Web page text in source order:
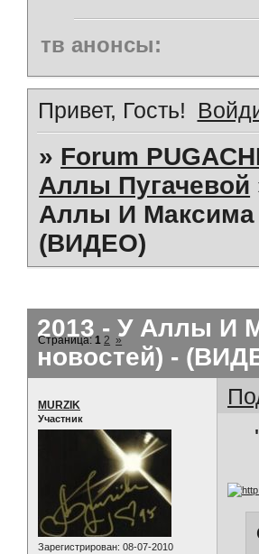
тв анонсы:
Привет, Гость!
» Forum
Аллы Пугачевой
Аллы И Максима
(ВИДЕО)
2013 - У Аллы И
новостей) -
Страница:1 2 »
MURZIK
Участник
Зарегистрирован: 08-07-2010